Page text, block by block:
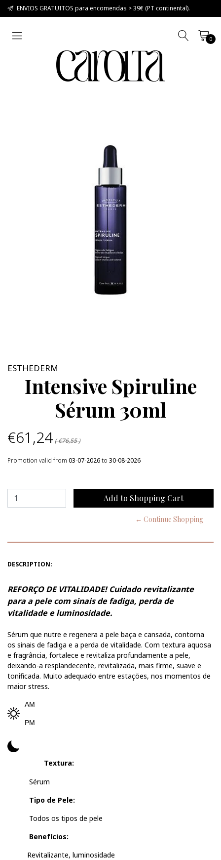
ENVIOS GRATUITOS para encomendas > 39€ (PT continental).
0
ESTHEDERM
Intensive Spiruline
Sérum 30ml
€61,24 ( €76,55 )
Promotion valid from 03-07-2026to 30-08-2026
← Continue Shopping
DESCRIPTION:
REFORÇO DE VITALIDADE! Cuidado revitalizante
para a pele com sinais de fadiga, perda de
vitalidade e luminosidade.
Sérum que nutre e regenera a pele baça e cansada, contorna
os sinais de fadiga e a perda de vitalidade. Com textura aquosa
e fragrância, fortalece e revitaliza profundamente a pele,
deixando-a resplandecente, revitalizada, mais firme, suave e
tonificada. Muito adequado entre estações, nos momentos de
maior stress.
AM
PM
Textura:
Sérum
Tipo de Pele:
Todos os tipos de pele
Benefícios:
Revitalizante, luminosidade